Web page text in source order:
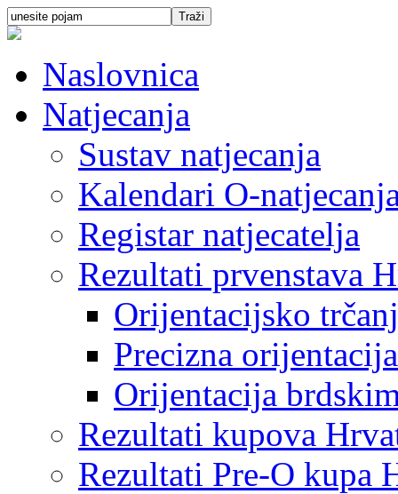
Naslovnica
Natjecanja
Sustav natjecanja
Kalendari O-
Registar natjecatelja
Rezultati prvenstava
Orijentacijsko
Precizna orijentacija
Orijentacija
Rezultati kupova
Rezultati Pre-O kupa